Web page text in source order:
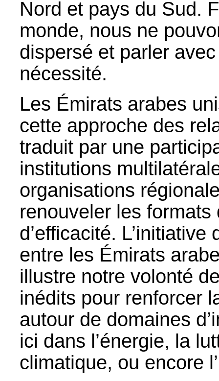
Nord et pays du Sud.
monde, nous ne
dispersé et parler
nécessité.
Les Émirats arabes
cette approche des
traduit par une
institutions
organisations
renouveler les
d’efficacité.
entre les Émirats
illustre notre volonté
inédits pour renforcer
autour de domaines
ici dans l’énergie, la
climatique, ou encore